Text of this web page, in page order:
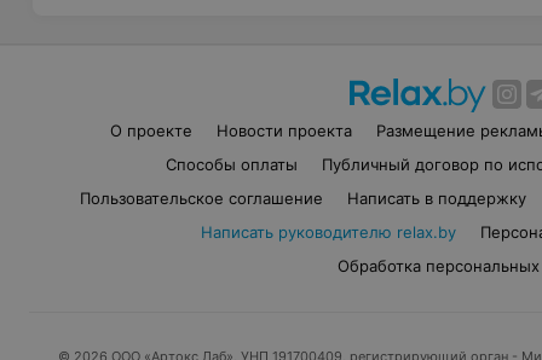
О проекте Новости проекта Размещение
Способы оплаты
Публичный договор по
Пользовательское соглашение
Написать в поддержку
Написать руководителю relax.by
Обработка
© 2026 ООО «Артокс Лаб», УНП 191700409, регистрирующий орган -